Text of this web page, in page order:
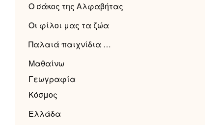
Ο σάκος της Αλφαβήτας
Οι φίλοι μας τα ζώα
Παλαιά παιχνίδια …
Μαθαίνω
Γεωγραφία
Κόσμος
Ελλάδα